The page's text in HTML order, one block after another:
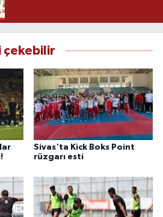
çekebilir
Sivas'ta Kick Boks Point
rüzgarı esti